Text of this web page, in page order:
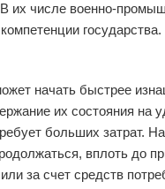
их числе военно-
государства.
начать быстрее
их состояния на
больших затрат.
вплоть до
за счет средств